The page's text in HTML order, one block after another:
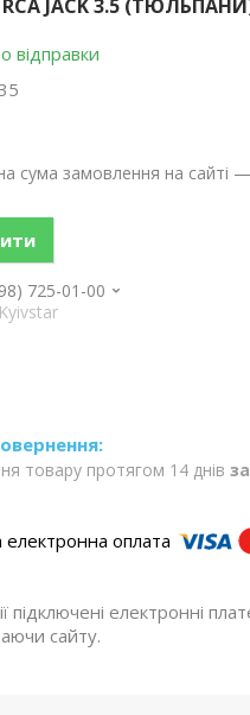
JACK 3.5
відправки
сума замовлення на сайті
725-01-00
Kyivstar
товару протягом 14 днів
підключені електронні
сайту.